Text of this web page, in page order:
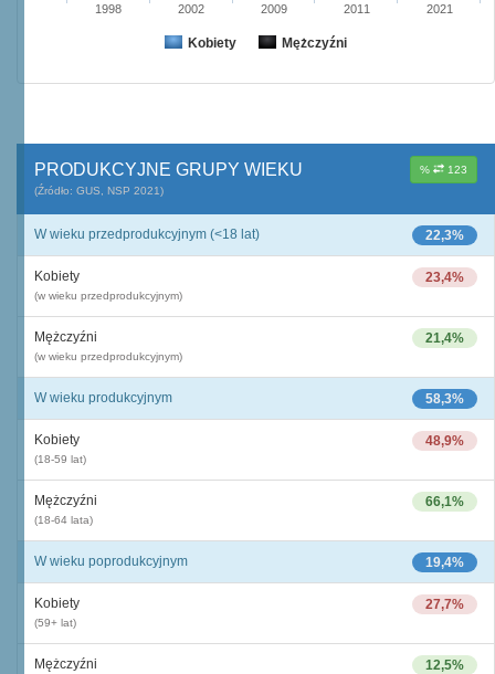
Kobiety Mężczyźni
1998 2002 2009 2011 2021
% 123
PRODUKCYJNE GRUPY WIEKU
(Źródło: GUS, NSP 2021)
22,3%
W wieku przedprodukcyjnym (<18 lat)
23,4%
Kobiety
(w wieku przedprodukcyjnym)
21,4%
Mężczyźni
(w wieku przedprodukcyjnym)
58,3%
W wieku produkcyjnym
48,9%
Kobiety
(18-59 lat)
66,1%
Mężczyźni
(18-64 lata)
19,4%
W wieku poprodukcyjnym
27,7%
Kobiety
(59+ lat)
12,5%
Mężczyźni